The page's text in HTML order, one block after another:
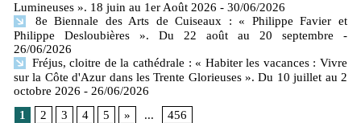
Lumineuses ». 18 juin au 1er Août 2026 - 30/06/2026
8e Biennale des Arts de Cuiseaux : « Philippe Favier et
Philippe Desloubières ». Du 22 août au 20 septembre
-
26/06/2026
Fréjus, cloitre de la cathédrale : « Habiter les vacances : Vivre
sur la Côte d'Azur dans les Trente Glorieuses ». Du 10 juillet au 2
octobre 2026 - 26/06/2026
1
2 3 4 5 » ... 456